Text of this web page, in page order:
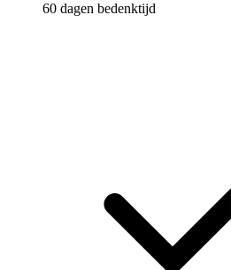
60 dagen bedenktijd